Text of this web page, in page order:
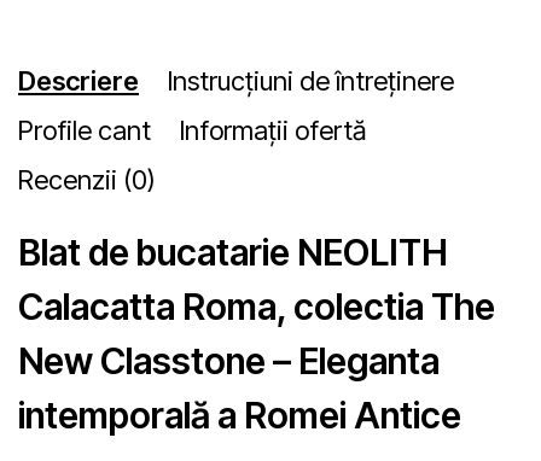
Descriere
Instrucțiuni de întreținere
Profile cant
Informații ofertă
Recenzii (0)
Blat de bucatarie NEOLITH
Calacatta Roma, colectia The
New Classtone – Eleganta
intemporală a Romei Antice